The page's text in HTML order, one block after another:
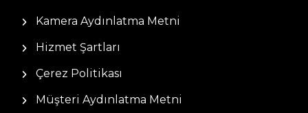
Kamera Aydınlatma Metni
Hizmet Şartları
Çerez Politikası
Müşteri Aydınlatma Metni